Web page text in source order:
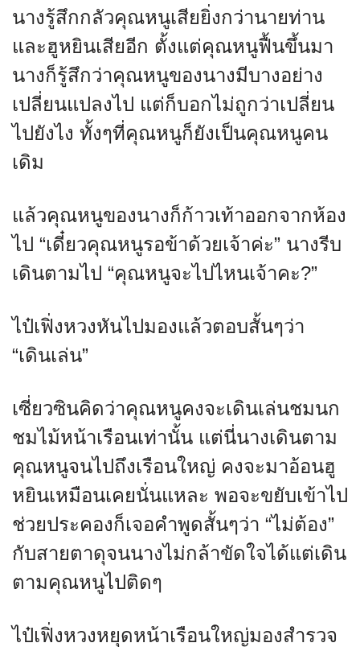
นางรู้สึกกลัวคุณหนูเสียยิ่งกว่านายท่าน
และฮูหยินเสียอีก ตั้งแต่คุณหนูฟื้นขึ้นมา
นางก็รู้สึกว่าคุณหนูของนางมีบางอย่าง
เปลี่ยนแปลงไป แต่ก็บอกไม่ถูกว่าเปลี่ยน
ไปยังไง ทั้งๆที่คุณหนูก็ยังเป็นคุณหนูคน
เดิม
แล้วคุณหนูของนางก็ก้าวเท้าออกจากห้อง
ไป “เดี๋ยวคุณหนูรอข้าด้วยเจ้าค่ะ” นางรีบ
เดินตามไป “คุณหนูจะไปไหนเจ้าคะ?”
ไป๋เฟิ่งหวงหันไปมองแล้วตอบสั้นๆว่า
“เดินเล่น”
เซี่ยวซินคิดว่าคุณหนูคงจะเดินเล่นชมนก
ชมไม้หน้าเรือนเท่านั้น แต่นี่นางเดินตาม
คุณหนูจนไปถึงเรือนใหญ่ คงจะมาอ้อนฮู
หยินเหมือนเคยนั่นแหละ พอจะขยับเข้าไป
ช่วยประคองก็เจอคำพูดสั้นๆว่า “ไม่ต้อง”
กับสายตาดุจนนางไม่กล้าขัดใจได้แต่เดิน
ตามคุณหนูไปติดๆ
ไป๋เฟิ่งหวงหยุดหน้าเรือนใหญ่มองสำรวจ